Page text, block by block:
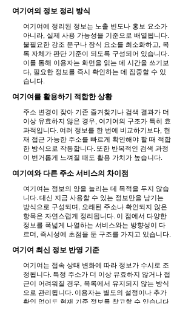
여기여의 정보 정리 방식
여기여에 정리된 정보는 노출 빈도나 홍보 요소가
아니라, 실제 사용 가능성을 기준으로 배열됩니다.
불필요한 강조 문구나 장식 요소를 최소화하고, 목
록 자체가 판단 기준이 되도록 구성되어 있습니다.
이를 통해 이용자는 화면을 읽는 데 시간을 쓰기보
다, 필요한 정보를 즉시 확인하는 데 집중할 수 있
습니다.
여기여를 활용하기 적합한 상황
주소 변경이 잦아 기존 즐겨찾기나 검색 결과가 더
이상 유효하지 않은 경우, 여기여의 구조가 특히 효
과적입니다. 여러 정보를 한 번에 비교하기보다, 현
재 접근 가능한 주소를 빠르게 확인해야 할 때 적합
한 방식으로 작동합니다. 또한 반복적인 검색 과정
이 번거롭게 느껴질 때도 활용 가치가 높습니다.
여기여와 다른 주소 서비스의 차이점
여기여는 정보의 양을 늘리는 데 목적을 두지 않습
니다. 대신 지금 사용할 수 있는 정보만을 남기는
방식으로 구성되며, 오래된 주소나 확인되지 않은
항목은 자연스럽게 정리됩니다. 이 점에서 다양한
정보를 폭넓게 나열하는 서비스와는 방향성이 다
르며, 즉시성에 초점을 둔 구조를 가지고 있습니다.
여기여 최신 정보 반영 기준
여기여는 접속 상태 변화에 따라 정보가 수시로 조
정됩니다. 특정 주소가 더 이상 유효하지 않거나 접
근이 어려워질 경우, 목록에서 유지되지 않는 방식
으로 관리됩니다. 이용자는 별도의 설정이나 추가
확인 없이도 현재 기준 정보를 참고할 수 있습니다.